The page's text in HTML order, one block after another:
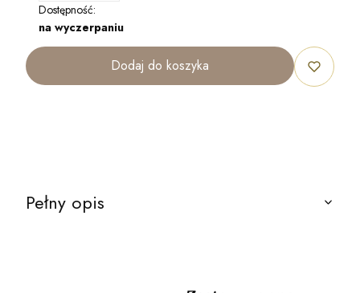
Dostępność:
na wyczerpaniu
Dodaj do koszyka
Pełny opis